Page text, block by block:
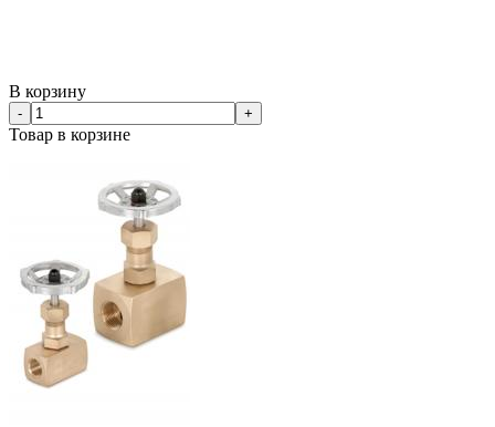
В корзину
- +
Товар в корзине